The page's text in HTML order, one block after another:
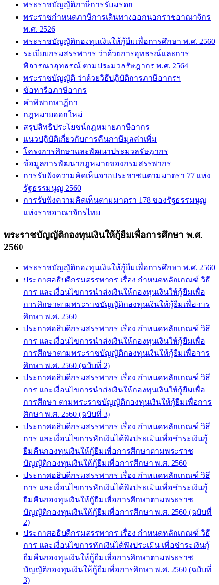
พระราชบัญญัติภาษีการรับมรดก
พระราชกำหนดภาษีการเดินทางออกนอกราชอาณาจักร
พ.ศ. 2526
พระราชบัญญัติกองทุนเงินให้กู้ยืมเพื่อการศึกษา พ.ศ. 2560
ระเบียบกรมสรรพากร ว่าด้วยการอุทธรณ์และการ
พิจารณาอุทธรณ์ ตามประมวลรัษฎากร พ.ศ. 2564
พระราชบัญญัติ ว่าด้วยวิธีปฏิบัติการภาษีอากรฯ
ข้อหารือภาษีอากร
คำพิพากษาฏีกา
กฎหมายออกใหม่
สรุปสิทธิประโยชน์กฎหมายภาษีอากร
แนวปฏิบัติเกี่ยวกับการคืนภาษีมูลค่าเพิ่ม
โครงการศึกษาและพัฒนาประมวลรัษฎากร
ข้อมูลการพัฒนากฎหมายของกรมสรรพากร
การรับฟังความคิดเห็นจากประชาชนตามมาตรา 77 แห่ง
รัฐธรรมนูญ 2560
การรับฟังความคิดเห็นตามมาตรา 178 ของรัฐธรรมนูญ
แห่งราชอาณาจักรไทย
พระราชบัญญัติกองทุนเงินให้กู้ยืมเพื่อการศึกษา พ.ศ.
2560
พระราชบัญญัติกองทุนเงินให้กู้ยืมเพื่อการศึกษา พ.ศ. 2560
ประกาศอธิบดีกรมสรรพากร เรื่อง กำหนดหลักเกณฑ์ วิธี
การ และเงื่อนไขการนำส่งเงินให้กองทุนเงินให้กู้ยืมเพื่อ
การศึกษาตามพระราชบัญญัติกองทุนเงินให้กู้ยืมเพื่อการ
ศึกษา พ.ศ. 2560
ประกาศอธิบดีกรมสรรพากร เรื่อง กำหนดหลักเกณฑ์ วิธี
การ และเงื่อนไขการนำส่งเงินให้กองทุนเงินให้กู้ยืมเพื่อ
การศึกษาตามพระราชบัญญัติกองทุนเงินให้กู้ยืมเพื่อการ
ศึกษา พ.ศ. 2560 (ฉบับที่ 2)
ประกาศอธิบดีกรมสรรพากร เรื่อง กำหนดหลักเกณฑ์ วิธี
การ และเงื่อนไขการนำส่งเงินให้กองทุนเงินให้กู้ยืมเพื่อ
การศึกษา ตามพระราชบัญญัติกองทุนเงินให้กู้ยืมเพื่อการ
ศึกษา พ.ศ. 2560 (ฉบับที่ 3)
ประกาศอธิบดีกรมสรรพากร เรื่อง กำหนดหลักเกณฑ์ วิธี
การ และเงื่อนไขการหักเงินได้พึงประเมินเพื่อชำระเงินกู้
ยืมคืนกองทุนเงินให้กู้ยืมเพื่อการศึกษาตามพระราช
บัญญัติกองทุนเงินให้กู้ยืมเพื่อการศึกษา พ.ศ. 2560
ประกาศอธิบดีกรมสรรพากร เรื่อง กำหนดหลักเกณฑ์ วิธี
การ และเงื่อนไขการหักเงินได้พึงประเมินเพื่อชำระเงินกู้
ยืมคืนกองทุนเงินให้กู้ยืมเพื่อการศึกษาตามพระราช
บัญญัติกองทุนเงินให้กู้ยืมเพื่อการศึกษา พ.ศ. 2560 (ฉบับที่
2)
ประกาศอธิบดีกรมสรรพากร เรื่อง กำหนดหลักเกณฑ์ วิธี
การ และเงื่อนไขการหักเงินได้พึงประเมิน เพื่อชำระเงินกู้
ยืมคืนกองทุนเงินให้กู้ยืมเพื่อการศึกษาตามพระราช
บัญญัติกองทุนเงินให้กู้ยืมเพื่อการศึกษา พ.ศ. 2560 (ฉบับที่
3)